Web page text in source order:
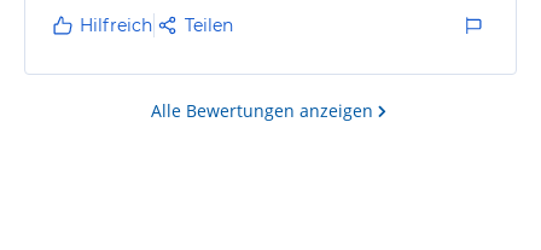
Die Sonne ist traumhaft, der Sonnenuntergang
einfach wundervoll.
War ganz sicher nicht das letzte Mal, obwohl wir nun
schon 3x in Kroatien waren, aber jeder Urlaub war
Hilfreich Teilen
Alle Bewertungen anzeigen